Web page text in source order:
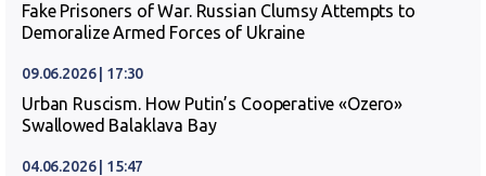
Fake Prisoners of War. Russian Clumsy Attempts to
Demoralize Armed Forces of Ukraine
09.06.2026 | 17:30
Urban Ruscism. How Putin’s Cooperative «Ozero»
Swallowed Balaklava Bay
04.06.2026 | 15:47